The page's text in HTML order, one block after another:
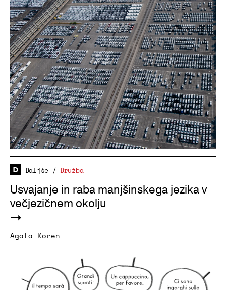
Daljše / Družba
Usvajanje in raba manjšinskega jezika v
večjezičnem okolju
Agata Koren